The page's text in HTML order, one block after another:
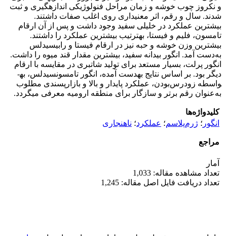
و نکروز چوب خوشه و زمان مراحل فنولوژیکی اندازه­گیری و ثبت
شدند. سال و رقم، اثر معنی­داری روی اغلب صفات داشتند.
بیشترین عملکرد در خلیلی سفید وجود داشت و پس از آن ارقام
تامسون، فلیم و فیستا، به­ترتیب بیشترین عملکرد را داشتند.
بیشترین وزن خوشه و حبه نیز در ارقام فیستا و رابی­سیدلس
به‌دست آمد. انگور بیدانه سفید، بیشترین مقدار قند میوه را داشت.
انگور پرلت، بسیار مستعد برای تولید شات­بری در مقایسه با ارقام
دیگر بود. بر اساس نتایج به­دست آمده، انگور تامسون­سیدلس، به­
واسطه زودرس‌بودن، عملکرد پایدار و بالا و بازارپسندی مطلوب
به‌عنوان رقم برتر و سازگار برای منطقه ارومیه معرفی می­گردد.
کلیدواژه‌ها
انگور ؛ ژرم‌پلاسم؛ عملکرد؛ ناهنجاری
مراجع
آمار
تعداد مشاهده مقاله: 1,033
تعداد دریافت فایل اصل مقاله: 1,245